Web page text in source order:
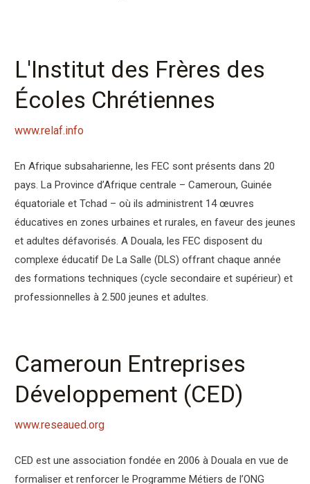
L'Institut des Frères des
Écoles Chrétiennes
www.relaf.info
En Afrique subsaharienne, les FEC sont présents dans 20
pays. La Province d’Afrique centrale – Cameroun, Guinée
équatoriale et Tchad – où ils administrent 14 œuvres
éducatives en zones urbaines et rurales, en faveur des jeunes
et adultes défavorisés. A Douala, les FEC disposent du
complexe éducatif De La Salle (DLS) offrant chaque année
des formations techniques (cycle secondaire et supérieur) et
professionnelles à 2.500 jeunes et adultes.
Cameroun Entreprises
Développement (CED)
www.reseaued.org
CED est une association fondée en 2006 à Douala en vue de
formaliser et renforcer le Programme Métiers de l’ONG